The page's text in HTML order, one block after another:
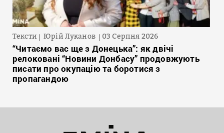
Тексти Юрій Луканов 03 Серпня 2026
“Читаємо вас ще з Донецька”: як двічі
релоковані “Новини Донбасу” продовжують
писати про окупацію та боротися з
пропагандою